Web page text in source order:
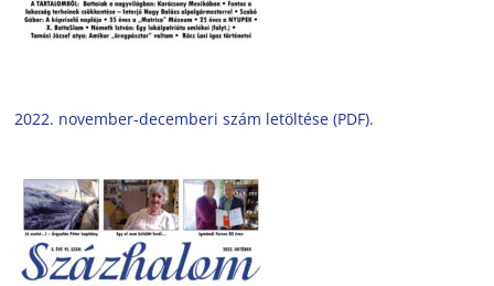
2022. november-decemberi szám letöltése (PDF).